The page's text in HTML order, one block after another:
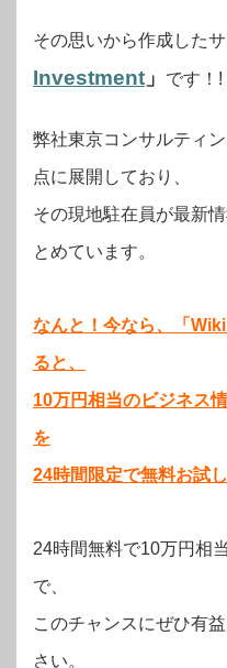
その思いから作成した
Investment 」 です！!
弊社東京コンサルティ
点に展開しており、
その現地駐在員が最新
とめています。
なんと！今なら、「
ると、
10万円相当のビジネス
を
24時間限定で無料お試
24時間無料で10万円相
で、
このチャンスにぜひ有
さい。